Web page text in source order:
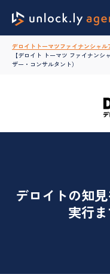
デロイトトーマツファイナンシャ
【デロイト トーマツ ファイナン
ザー・コンサルタント）
デロイトの知
実行